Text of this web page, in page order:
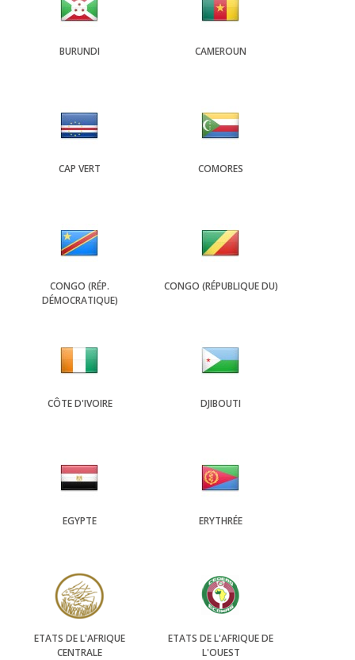
BURUNDI CAMEROUN
CAP VERT COMORES
CONGO (RÉP.
DÉMOCRATIQUE)
CONGO (RÉPUBLIQUE DU)
CÔTE D'IVOIRE DJIBOUTI
EGYPTE ERYTHRÉE
ETATS DE L'AFRIQUE
CENTRALE
ETATS DE L'AFRIQUE DE
L'OUEST